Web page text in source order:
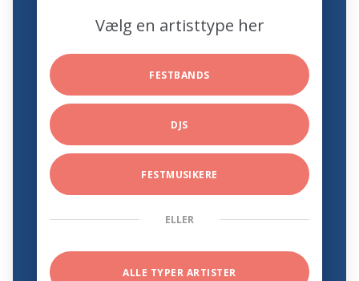
Vælg en artisttype her
FESTBANDS
DJS
FESTMUSIKERE
ELLER
ALLE TYPER ARTISTER